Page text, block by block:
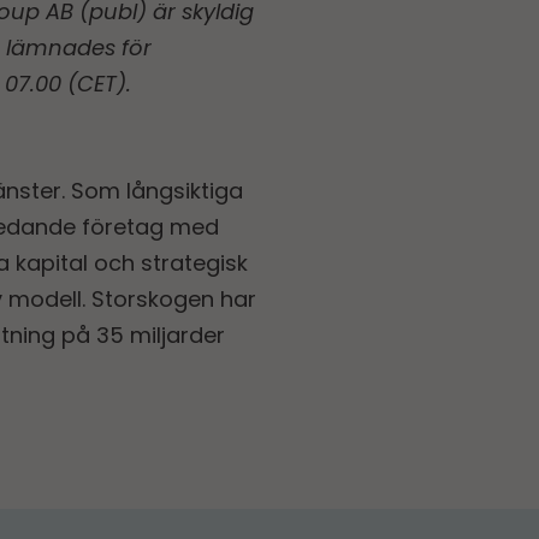
AB (publ) är skyldig
lämnades för
(CET).
Som långsiktiga
företag med
kapital och strategisk
Storskogen har
på 35 miljarder